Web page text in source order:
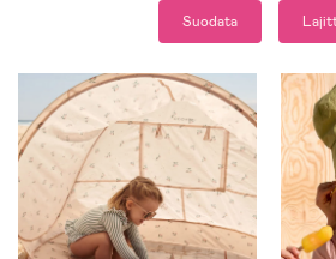
Suodata